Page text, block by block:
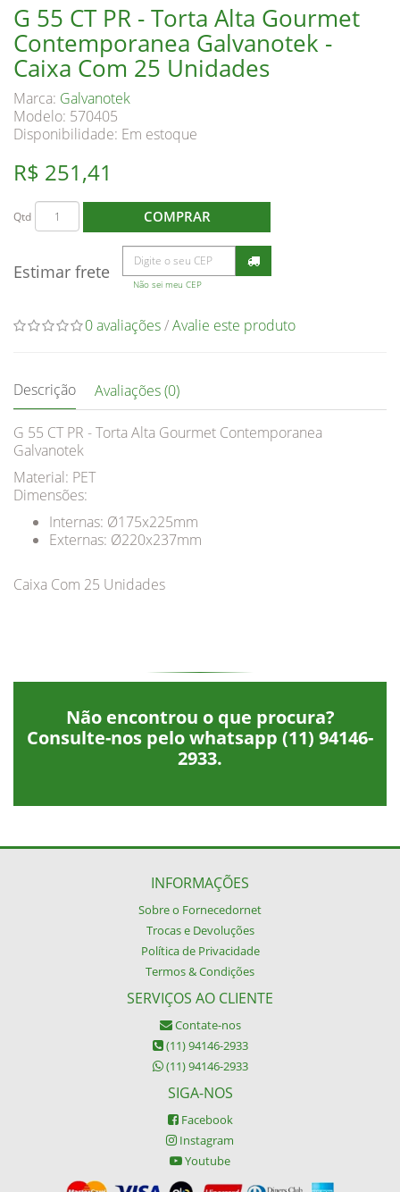
G 55 CT PR - Torta Alta Gourmet
Contemporanea Galvanotek -
Caixa Com 25 Unidades
Marca: Galvanotek
Modelo: 570405
Disponibilidade: Em estoque
R$ 251,41
Qtd COMPRAR
Estimar frete
Não sei meu CEP
0 avaliações/Avalie este produto
Descrição Avaliações (0)
G 55 CT PR - Torta Alta Gourmet Contemporanea
Galvanotek
Material: PET
Dimensões:
Internas: Ø175x225mm
Externas: Ø220x237mm
Caixa Com 25 Unidades
Não encontrou o que procura?
Consulte-nos pelo whatsapp (11) 94146-
2933.
INFORMAÇÕES
Sobre o Fornecedornet
Trocas e Devoluções
Política de Privacidade
Termos & Condições
SERVIÇOS AO CLIENTE
Contate-nos
(11) 94146-2933
(11) 94146-2933
SIGA-NOS
Facebook
Instagram
Youtube